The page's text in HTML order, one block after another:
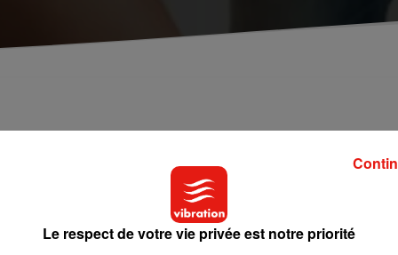
se réjouir de la fin des beaux jours,
et aux flirts, elle n'est pas forcément la saison
et l'hiver arriver à grands pas ! Et pour cause, selon
parfaite pour une vie sexuelle au top est l'automne
Le respect de votre vie privée est notre priorité